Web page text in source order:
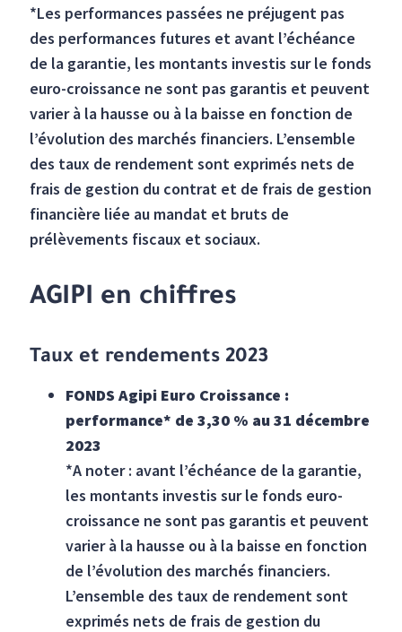
*Les performances passées ne préjugent pas
des performances futures et avant l’échéance
de la garantie, les montants investis sur le fonds
euro-croissance ne sont pas garantis et peuvent
varier à la hausse ou à la baisse en fonction de
l’évolution des marchés financiers. L’ensemble
des taux de rendement sont exprimés nets de
frais de gestion du contrat et de frais de gestion
financière liée au mandat et bruts de
prélèvements fiscaux et sociaux.
AGIPI en chiffres
Taux et rendements 2023
FONDS Agipi Euro Croissance :
performance* de 3,30 % au 31 décembre
2023
*A noter : avant l’échéance de la garantie,
les montants investis sur le fonds euro-
croissance ne sont pas garantis et peuvent
varier à la hausse ou à la baisse en fonction
de l’évolution des marchés financiers.
L’ensemble des taux de rendement sont
exprimés nets de frais de gestion du